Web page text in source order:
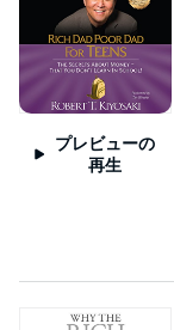
プレビューの
再生